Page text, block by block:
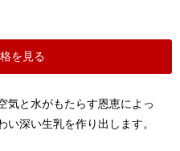
を見る
気と水がもたらす恩恵によっ
深い生乳を作り出します。